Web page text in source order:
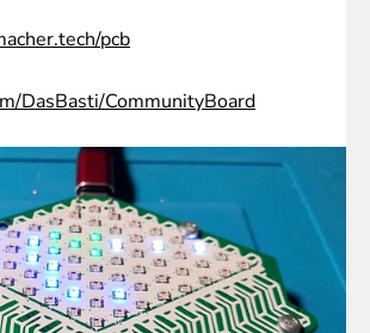
pcb
DasBasti/CommunityBoard